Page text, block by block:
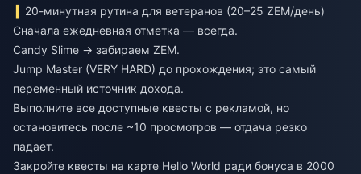
20-минутная рутина для ветеранов (20–25 ZEM/день)
Сначала ежедневная отметка — всегда.
Candy Slime → забираем ZEM.
Jump Master (VERY HARD) до прохождения; это самый
переменный источник дохода.
Выполните все доступные квесты с рекламой, но
остановитесь после ~10 просмотров — отдача резко
падает.
Закройте квесты на карте Hello World ради бонуса в 2000